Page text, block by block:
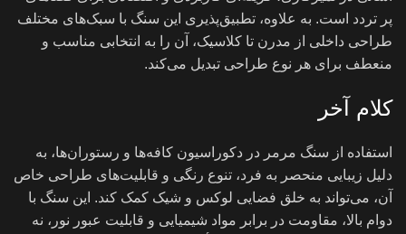
پر تردد است. به علاوه، تطبیق‌پذیری این سنگ با سبک‌های مختلف
طراحی داخلی از مدرن تا کلاسیک، آن را به انتخابی مناسب و
منعطف برای هر نوع طراحی تبدیل می‌کند.
کلام آخر
استفاده از سنگ مرمر در دکوراسیون کافه‌ها و رستوران‌ها، به
دلیل زیبایی منحصر به فرد، تنوع رنگی و قابلیت‌های طراحی خاص
آن، می‌تواند به خلق فضایی لوکس و شیک کمک کند. این سنگ با
دوام بالا، مقاومت در برابر مواد شیمیایی و قابلیت عبور نور، نه